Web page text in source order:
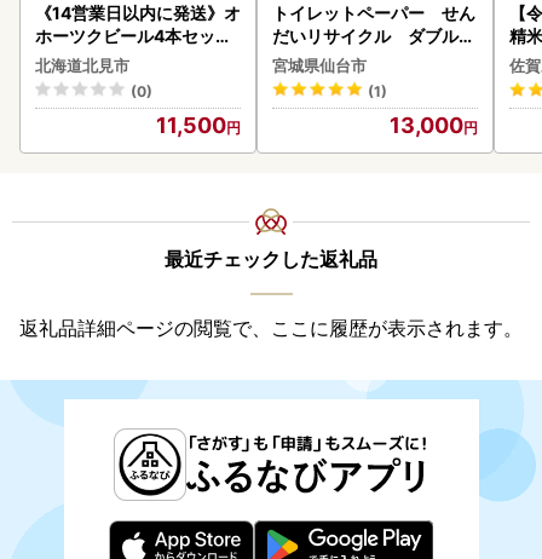
《14営業日以内に発送》オ
ホーツクビール4本セット
( 飲料 飲み物 お酒 ビール
クラフトビール 瓶ビール
贈答 ギフト 贈り物 お中元
御中元 お歳暮 御歳暮 お祝
い プレゼント モルトビー
北海道北見市
(0)
11,500
トイレットペーパー せん
だいリサイクル ダブル9
6ロール｜トイレット
宮城県仙台市
(1)
13,000
【
精
佐
最近チェックした返礼品
返礼品詳細ページの閲覧で、ここに履歴が表示されます。